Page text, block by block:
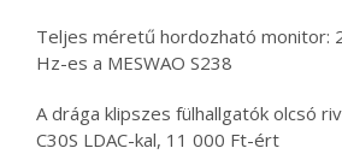
Teljes méretű hordozható monitor:
Hz-es a MESWAO S238
A drága klipszes fülhallgatók olcsó
C30S LDAC-kal, 11 000 Ft-ért